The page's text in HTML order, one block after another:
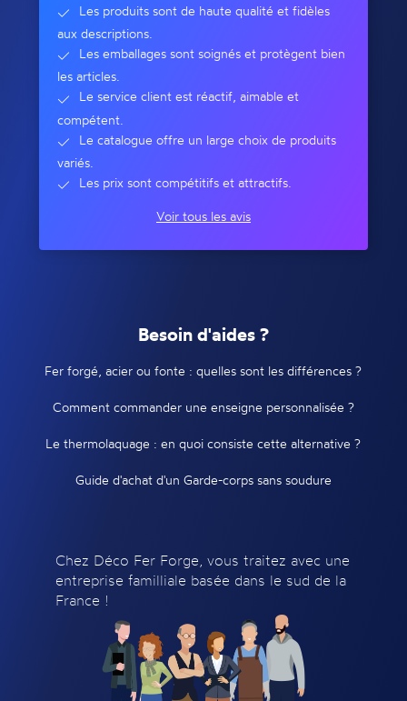
Les produits sont de haute qualité et fidèles
aux descriptions.
Les emballages sont soignés et protègent bien
les articles.
Le service client est réactif, aimable et
compétent.
Le catalogue offre un large choix de produits
variés.
Les prix sont compétitifs et attractifs.
Voir tous les avis
Besoin d'aides ?
Fer forgé, acier ou fonte : quelles sont les différences ?
Comment commander une enseigne personnalisée ?
Le thermolaquage : en quoi consiste cette alternative ?
Guide d'achat d'un Garde-corps sans soudure
Chez Déco Fer Forge, vous traitez avec une
entreprise familliale basée dans le sud de la
France !